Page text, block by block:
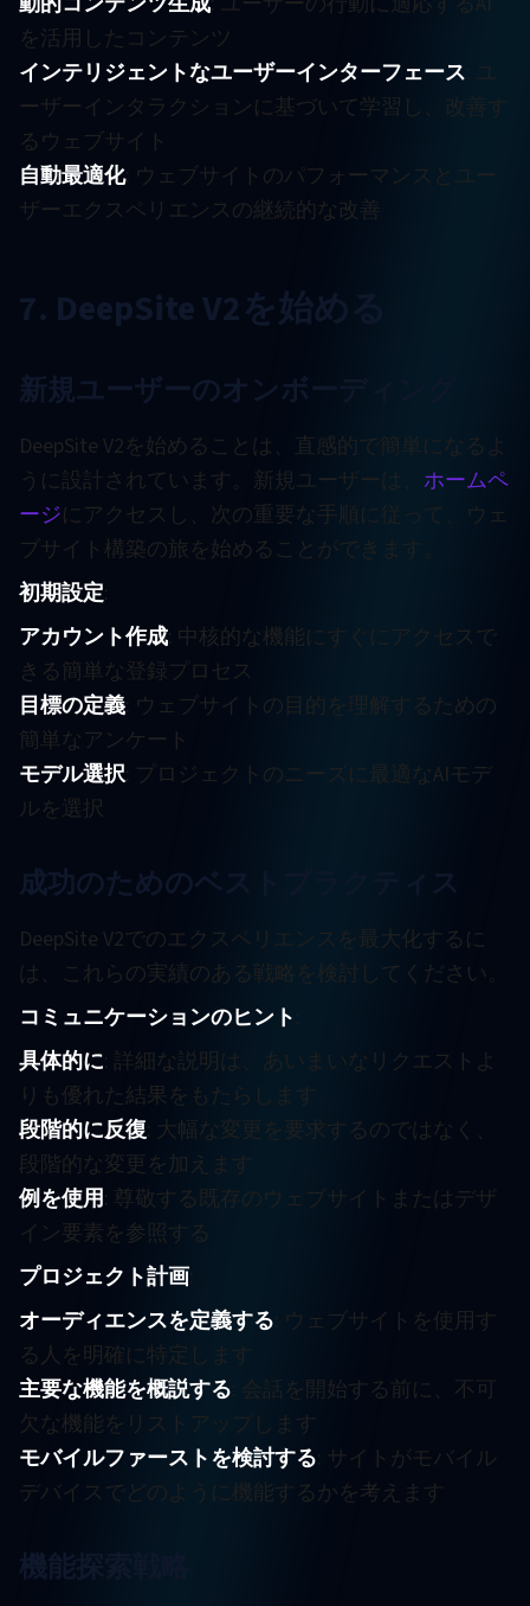
を活用したコンテンツ
インテリジェントなユーザーインターフェース : ユ
ーザーインタラクションに基づいて学習し、改善す
るウェブサイト
自動最適化: ウェブサイトのパフォーマンスとユー
ザーエクスペリエンスの継続的な改善
7. DeepSite V2を始める
新規ユーザーのオンボーディング
DeepSite V2を始めることは、直感的で簡単になるよ
うに設計されています。新規ユーザーは、 ホームペ
ージにアクセスし、次の重要な手順に従って、ウェ
ブサイト構築の旅を始めることができます。
初期設定:
アカウント作成: 中核的な機能にすぐにアクセスで
きる簡単な登録プロセス
目標の定義: ウェブサイトの目的を理解するための
簡単なアンケート
モデル選択: プロジェクトのニーズに最適なAIモデ
ルを選択
成功のためのベストプラクティス
DeepSite V2でのエクスペリエンスを最大化するに
は、これらの実績のある戦略を検討してください。
コミュニケーションのヒント
具体的に: 詳細な説明は、あいまいなリクエストよ
りも優れた結果をもたらします
段階的に反復: 大幅な変更を要求するのではなく、
段階的な変更を加えます
例を使用: 尊敬する既存のウェブサイトまたはデザ
イン要素を参照する
プロジェクト計画:
オーディエンスを定義する : ウェブサイトを使用す
る人を明確に特定します
主要な機能を概説する : 会話を開始する前に、不可
欠な機能をリストアップします
モバイルファーストを検討する: サイトがモバイル
デバイスでどのように機能するかを考えます
機能探索戦略